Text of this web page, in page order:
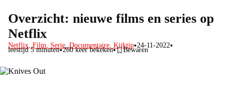
Overzicht: nieuwe films en series op
Netflix
Netflix,Film, Serie,Documentaire,Kijktip•24-11-2022•
leestijd 5 minuten•260keer bekeken• Bewaren